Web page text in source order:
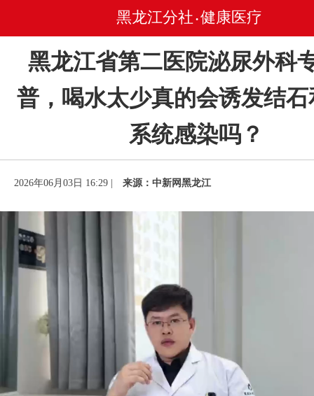
黑龙江分社 • 健康医疗
黑龙江省第二医院泌尿外科
普，喝水太少真的会诱发结
系统感染吗？
2026年06月03日 16:29 | 来源：中新网黑龙江